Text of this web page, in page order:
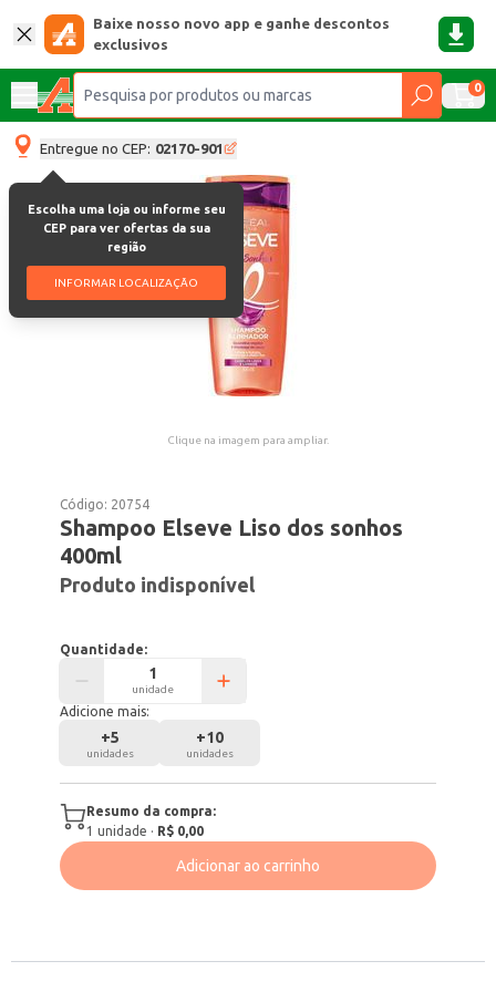
Baixe nosso novo app e ganhe descontos
exclusivos
0
Entregue no CEP: 02170-901
Escolha uma loja ou informe seu
CEP para ver ofertas da sua
região
INFORMAR LOCALIZAÇÃO
Clique na imagem para ampliar.
Código: 20754
Shampoo Elseve Liso dos sonhos
400ml
Produto indisponível
Quantidade:
unidade
Adicione mais:
+5
unidades
+10
unidades
Resumo da compra:
1 unidade · R$ 0,00
Adicionar ao carrinho